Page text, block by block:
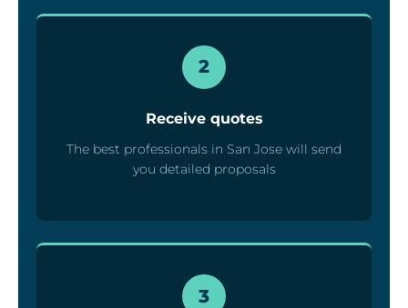
2
Receive quotes
The best professionals in San Jose will send
you detailed proposals
3